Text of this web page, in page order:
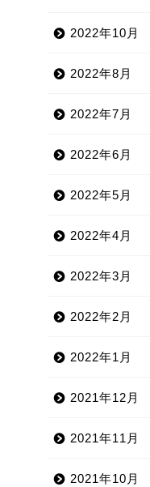
2022年10月
2022年8月
2022年7月
2022年6月
2022年5月
2022年4月
2022年3月
2022年2月
2022年1月
2021年12月
2021年11月
2021年10月